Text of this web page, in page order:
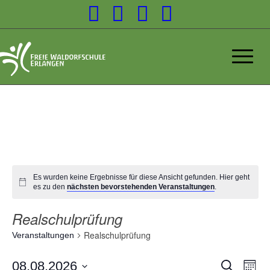
Es wurden keine Ergebnisse für diese Ansicht gefunden. Hier geht
es zu dennächsten bevorstehenden Veranstaltungen.
Realschulprüfung
Veranstaltungen Realschulprüfung
Suche
08.08.2026